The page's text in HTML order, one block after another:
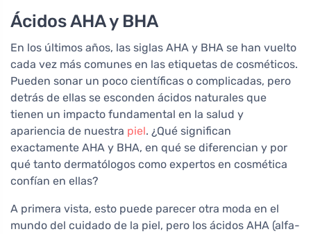
Ácidos AHA y BHA
En los últimos años, las siglas AHA y BHA se han vuelto
cada vez más comunes en las etiquetas de cosméticos.
Pueden sonar un poco científicas o complicadas, pero
detrás de ellas se esconden ácidos naturales que
tienen un impacto fundamental en la salud y
apariencia de nuestra piel. ¿Qué significan
exactamente AHA y BHA, en qué se diferencian y por
qué tanto dermatólogos como expertos en cosmética
confían en ellas?
A primera vista, esto puede parecer otra moda en el
mundo del cuidado de la piel, pero los ácidos AHA (alfa-